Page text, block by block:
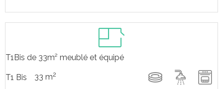
T1Bis de 33m² meublé et équipé
T1 Bis 33 m2